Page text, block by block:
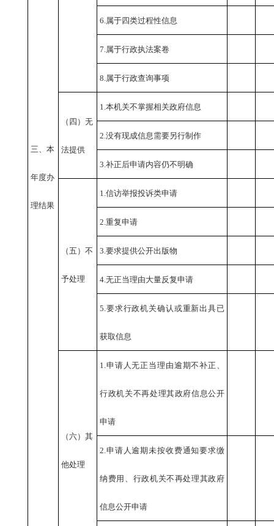
三、本
年度办
理结果
6.属于四类过程性信息
7.属于行政执法案卷
8.属于行政查询事项
（四）无
法提供
1.本机关不掌握相关政府信息
2.没有现成信息需要另行制作
3.补正后申请内容仍不明确
（五）不
予处理
1.信访举报投诉类申请
2.重复申请
3.要求提供公开出版物
4.无正当理由大量反复申请
5.要求行政机关确认或重新出具已
获取信息
（六）其
他处理
1.申请人无正当理由逾期不补正、
行政机关不再处理其政府信息公开
申请
2.申请人逾期未按收费通知要求缴
纳费用、行政机关不再处理其政府
信息公开申请